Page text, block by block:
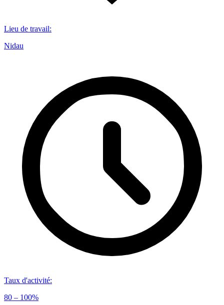
Lieu de travail:
Nidau
Taux d'activité:
80 – 100%